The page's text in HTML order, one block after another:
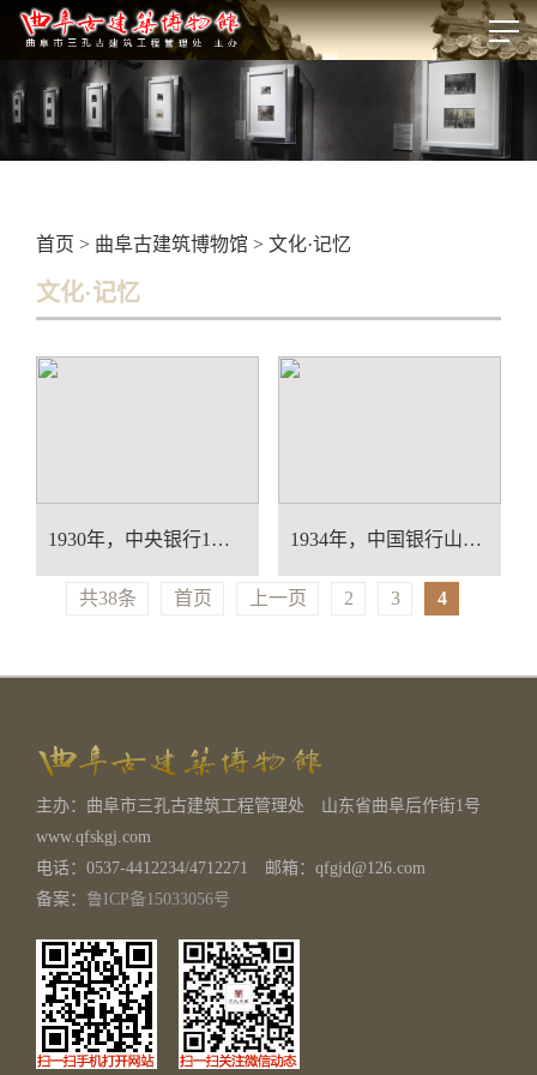
首页 > 曲阜古建筑博物馆 > 文化·记忆
文化·记忆
1930年，中央银行1角纸币 1934年，中国银行山东券1
共38条 首页 上一页 2 3 4
主办：曲阜市三孔古建筑工程管理处 山东省曲阜后作街1号
www.qfskgj.com
电话：0537-4412234/4712271 邮箱：qfgjd@126.com
备案： 鲁ICP备15033056号